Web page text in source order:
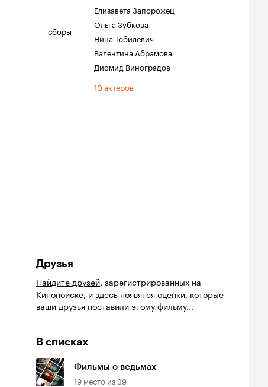
сборы
Елизавета Запорожец
Ольга Зубкова
Нина Тобилевич
Валентина Абрамова
Диомид Виноградов
10 актеров
Друзья
Найдите друзей, зарегистрированных на
Кинопоиске, и здесь появятся оценки, которые
ваши друзья поставили этому фильму...
В списках
Фильмы о ведьмах
19 место из39